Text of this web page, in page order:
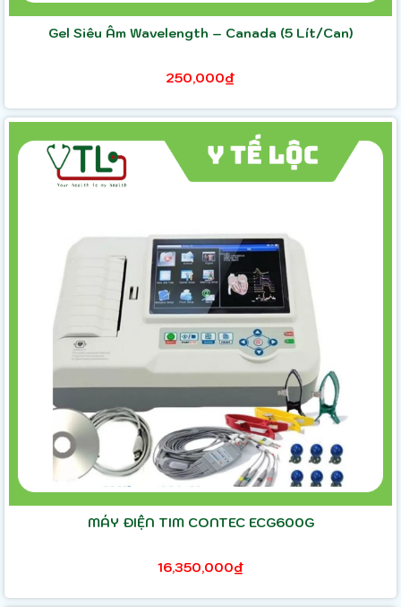
Gel Siêu Âm Wavelength – Canada (5 Lít/Can)
250,000₫
MÁY ĐIỆN TIM CONTEC ECG600G
16,350,000₫